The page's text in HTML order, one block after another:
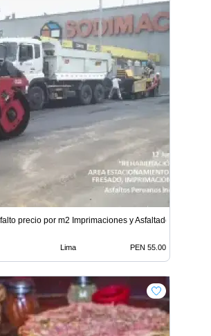
precio por m2 Imprimaciones y Asfaltado
Lima PEN 55.00